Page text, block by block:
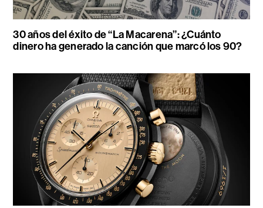
30 años del éxito de “La Macarena”: ¿Cuánto
dinero ha generado la canción que marcó los 90?